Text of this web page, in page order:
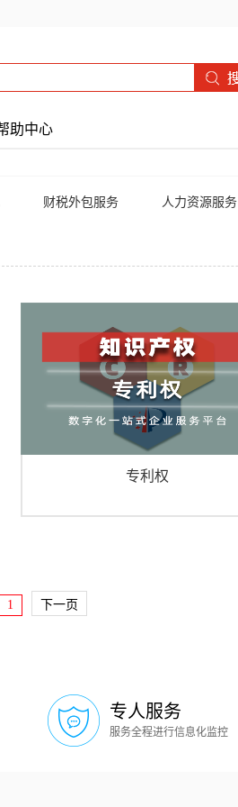
助中心
财税外包服务 人力资源服务
专利权
1 下一页
专人服务
服务全程进行信息化监控